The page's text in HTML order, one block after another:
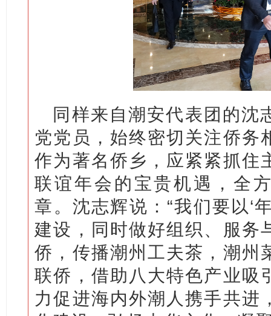
同样来自潮安代表团的沈
党党员，始终密切关注侨务
作为著名侨乡，应紧紧抓住
联谊年会的宝贵机遇，全
章。沈志辉说：“我们要以‘
建设，同时做好组织、服务
侨，传播潮州工夫茶，潮州
联侨，借助八大特色产业吸
力促进海内外潮人携手共进